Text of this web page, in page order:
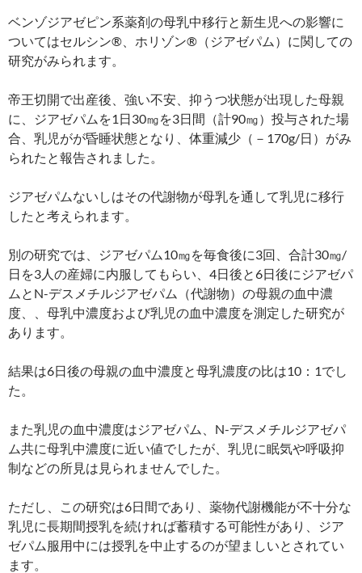
ベンゾジアゼピン系薬剤の母乳中移行と新生児への影響に
ついてはセルシン®、ホリゾン®（ジアゼパム）に関しての
研究がみられます。
帝王切開で出産後、強い不安、抑うつ状態が出現した母親
に、ジアゼパムを1日30㎎を3日間（計90㎎）投与された場
合、乳児がが昏睡状態となり、体重減少（－170g/日）がみ
られたと報告されました。
ジアゼパムないしはその代謝物が母乳を通して乳児に移行
したと考えられます。
別の研究では、ジアゼパム10㎎を毎食後に3回、合計30㎎/
日を3人の産婦に内服してもらい、4日後と6日後にジアゼパ
ムとN-デスメチルジアゼパム（代謝物）の母親の血中濃
度、、母乳中濃度および乳児の血中濃度を測定した研究が
あります。
結果は6日後の母親の血中濃度と母乳濃度の比は10：1でし
た。
また乳児の血中濃度はジアゼパム、N-デスメチルジアゼパ
ム共に母乳中濃度に近い値でしたが、乳児に眠気や呼吸抑
制などの所見は見られませんでした。
ただし、この研究は6日間であり、薬物代謝機能が不十分な
乳児に長期間授乳を続ければ蓄積する可能性があり、ジア
ゼパム服用中には授乳を中止するのが望ましいとされてい
ます。